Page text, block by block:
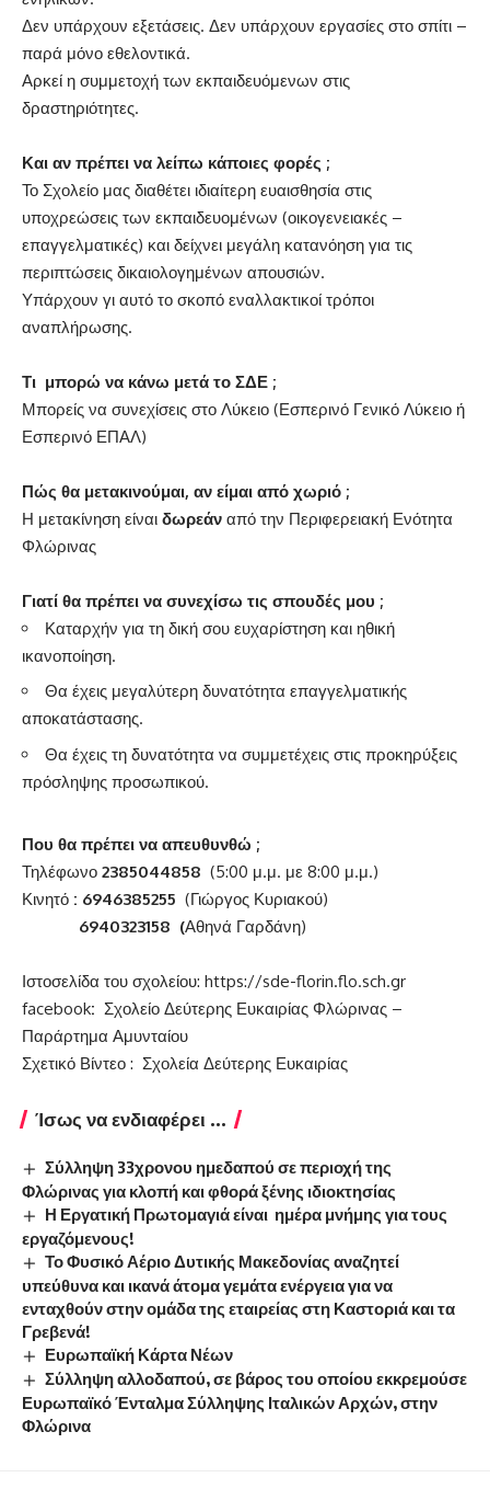
Δεν υπάρχουν εξετάσεις. Δεν υπάρχουν εργασίες στο σπίτι –
παρά μόνο εθελοντικά.
Αρκεί η συμμετοχή των εκπαιδευόμενων στις
δραστηριότητες.
Και αν πρέπει να λείπω κάποιες φορές ;
Το Σχολείο μας διαθέτει ιδιαίτερη ευαισθησία στις
υποχρεώσεις των εκπαιδευομένων (οικογενειακές –
επαγγελματικές) και δείχνει μεγάλη κατανόηση για τις
περιπτώσεις δικαιολογημένων απουσιών.
Υπάρχουν γι αυτό το σκοπό εναλλακτικοί τρόποι
αναπλήρωσης.
Τι μπορώ να κάνω μετά το ΣΔΕ ;
Μπορείς να συνεχίσεις στο Λύκειο (Εσπερινό Γενικό Λύκειο ή
Εσπερινό ΕΠΑΛ)
Πώς θα μετακινούμαι, αν είμαι από χωριό ;
Η μετακίνηση είναι δωρεάν από την Περιφερειακή Ενότητα
Φλώρινας
Γιατί θα πρέπει να συνεχίσω τις σπουδές μου ;
Καταρχήν για τη δική σου ευχαρίστηση και ηθική
ικανοποίηση.
Θα έχεις μεγαλύτερη δυνατότητα επαγγελματικής
αποκατάστασης.
Θα έχεις τη δυνατότητα να συμμετέχεις στις προκηρύξεις
πρόσληψης προσωπικού.
Που θα πρέπει να απευθυνθώ ;
Τηλέφωνο 2385044858 (5:00 μ.μ. με 8:00 μ.μ.)
Κινητό : 6946385255 (Γιώργος Κυριακού)
6940323158 (Αθηνά Γαρδάνη)
Ιστοσελίδα του σχολείου: https://sde-florin.flo.sch.gr
facebook: Σχολείο Δεύτερης Ευκαιρίας Φλώρινας –
Παράρτημα Αμυνταίου
Σχετικό Βίντεο : Σχολεία Δεύτερης Ευκαιρίας
Ίσως να ενδιαφέρει ...
Σύλληψη 33χρονου ημεδαπού σε περιοχή της
Φλώρινας για κλοπή και φθορά ξένης ιδιοκτησίας
Η Εργατική Πρωτομαγιά είναι ημέρα μνήμης για τους
εργαζόμενους!
Το Φυσικό Αέριο Δυτικής Μακεδονίας αναζητεί
υπεύθυνα και ικανά άτομα γεμάτα ενέργεια για να
ενταχθούν στην ομάδα της εταιρείας στη Καστοριά και τα
Γρεβενά!
Ευρωπαϊκή Κάρτα Νέων
Σύλληψη αλλοδαπού, σε βάρος του οποίου εκκρεμούσε
Ευρωπαϊκό Ένταλμα Σύλληψης Ιταλικών Αρχών, στην
Φλώρινα